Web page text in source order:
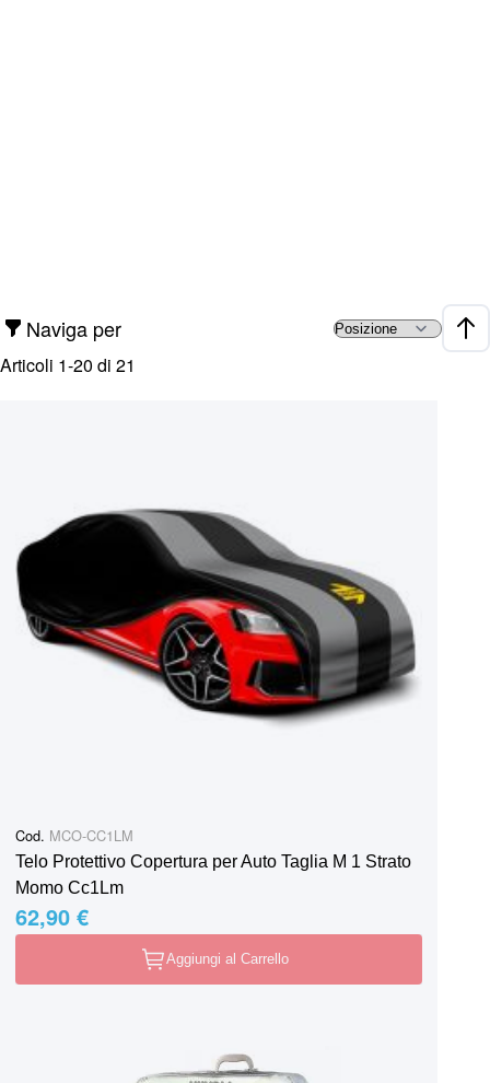
Naviga per
Articoli 1-20 di 21
Cod. MCO-CC1LM
Telo Protettivo Copertura per Auto Taglia M 1 Strato
Momo Cc1Lm
62,90 €
Aggiungi al Carrello